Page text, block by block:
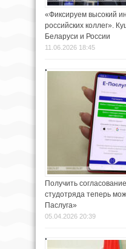
«Фиксируем высокий
российских коллег».
Беларуси и России
11.06.2026 18:45
Получить
студотряда теперь
Паслуга»
05.04.2026 20:39